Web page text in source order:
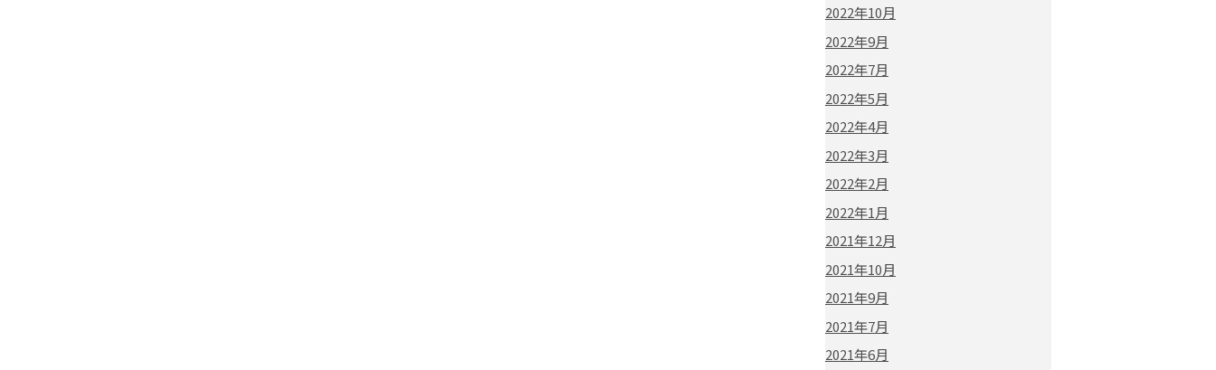
2022年10月
2022年9月
2022年7月
2022年5月
2022年4月
2022年3月
2022年2月
2022年1月
2021年12月
2021年10月
2021年9月
2021年7月
2021年6月